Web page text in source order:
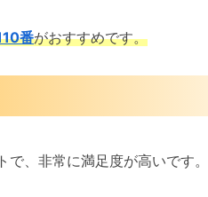
番がおすすめです。
、非常に満足度が高いです。